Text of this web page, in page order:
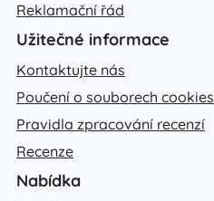
Reklamační řád
Užitečné informace
Kontaktujte nás
Poučení o souborech cookies
Pravidla zpracování recenzí
Recenze
Nabídka